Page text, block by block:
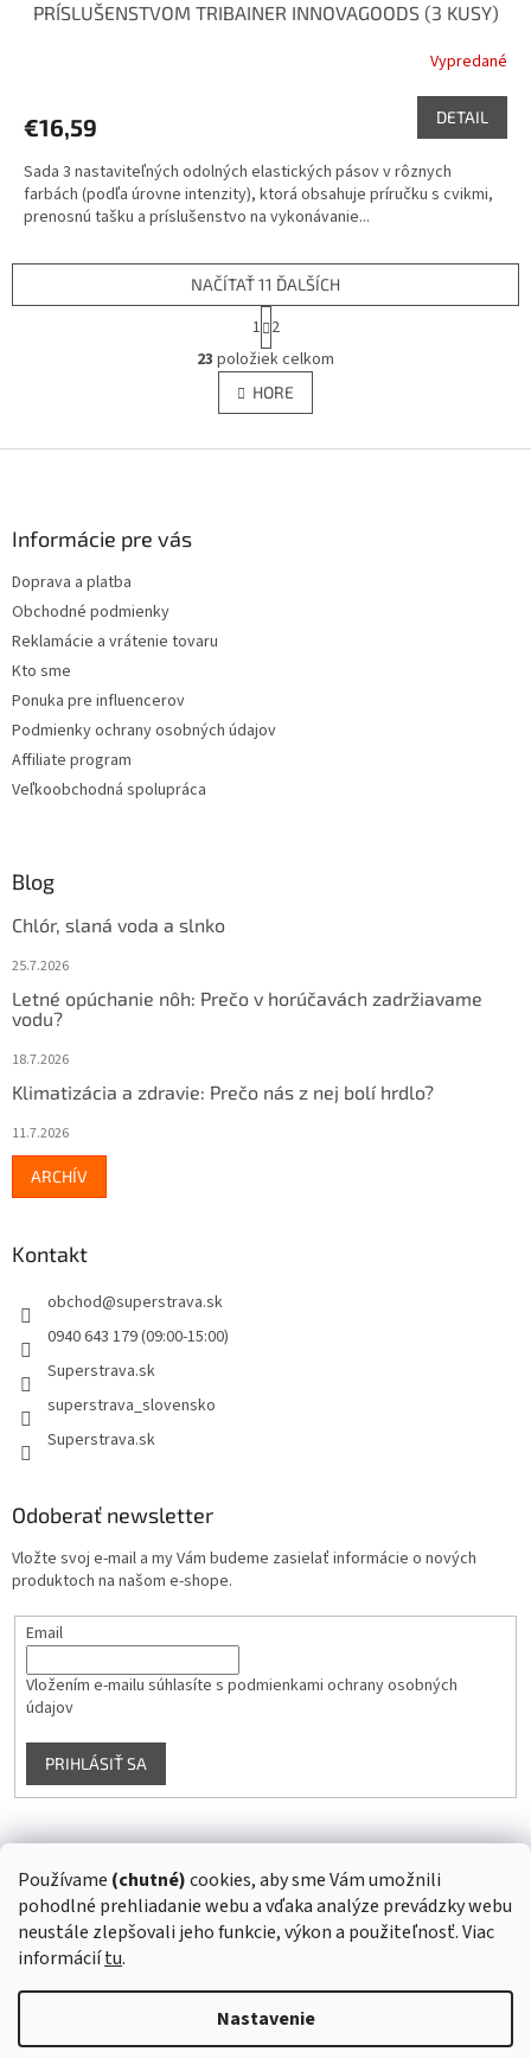
Používame (chutné)cookies, aby sme Vám umožnili
pohodlné prehliadanie webu a vďaka analýze prevádzky webu
neustále zlepšovali jeho funkcie, výkon a použiteľnosť. Viac
informáciítu.
Nastavenie
PRÍSLUŠENSTVOM TRIBAINER INNOVAGOODS (3 KUSY)
Vypredané
€16,59 DETAIL
Sada 3 nastaviteľných odolných elastických pásov v rôznych
farbách (podľa úrovne intenzity), ktorá obsahuje príručku s cvikmi,
prenosnú tašku a príslušenstvo na vykonávanie...
O
v
l
á
i
NAČÍTAŤ 11 ĎALŠÍCH
S
t
r
á
n
k
v
1 2
23 položiek celkom
HORE
Informácie pre vás
Doprava a platba
Obchodné podmienky
Reklamácie a vrátenie tovaru
Kto sme
Ponuka pre influencerov
Podmienky ochrany osobných údajov
Affiliate program
Veľkoobchodná spolupráca
Blog
Chlór, slaná voda a slnko
25.7.2026
Letné opúchanie nôh: Prečo v horúčavách zadržiavame
vodu?
18.7.2026
Klimatizácia a zdravie: Prečo nás z nej bolí hrdlo?
11.7.2026
ARCHÍV
Kontakt
obchod@superstrava.sk
0940 643 179 (09:00-15:00)
Superstrava.sk
superstrava_slovensko
Superstrava.sk
Odoberať newsletter
Vložte svoj e-mail a my Vám budeme zasielať informácie o nových
produktoch na našom e-shope.
Email
Vložením e-mailu súhlasíte s podmienkami ochrany osobných
údajov
PRIHLÁSIŤ SA
Sledovať na Instagrame